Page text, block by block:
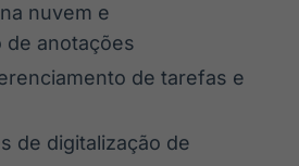
nuvem e
de anotações
de tarefas e
de digitalização de